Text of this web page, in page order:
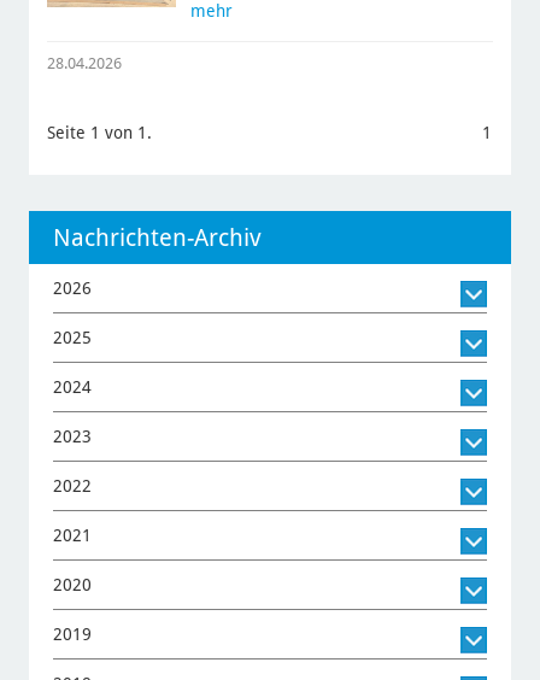
mehr
28.04.2026
Seite 1 von 1. 1
Nachrichten-Archiv
2026
2025
2024
2023
2022
2021
2020
2019